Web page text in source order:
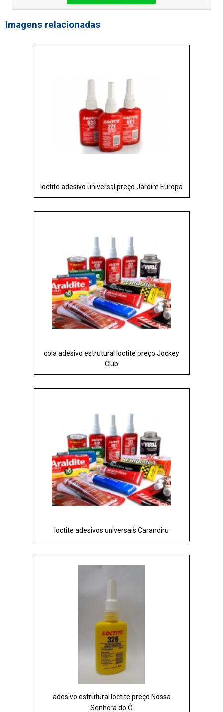
Imagens relacionadas
loctite adesivo universal preço Jardim Europa
cola adesivo estrutural loctite preço Jockey
Club
loctite adesivos universais Carandiru
adesivo estrutural loctite preço Nossa
Senhora do Ó